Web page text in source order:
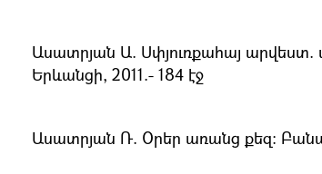
Ասատրյան Ա. Սփյուռքահայ
Երևանցի, 2011.- 184 էջ
Ասատրյան Ռ. Օրեր առանց քեզ։